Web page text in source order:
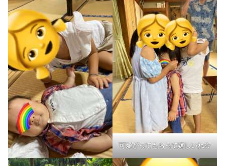
可愛がってもらって嬉しいね☆